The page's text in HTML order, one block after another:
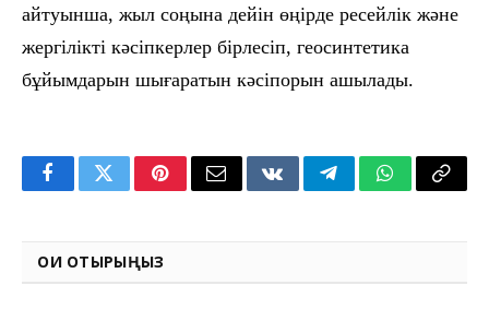
айтуынша, жыл соңына дейін өңірде ресейлік және
жергілікті кәсіпкерлер бірлесіп, геосинтетика
бұйымдарын шығаратын кәсіпорын ашылады.
FacebookTwitterPinterestEmail VKontakteTelegramWhatsApp
Copy
ОҚИ ОТЫРЫҢЫЗ